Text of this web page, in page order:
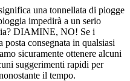
una tonnellata di piogge
impedirà a un serio
DIAMINE, NO! Se i
consegnata in qualsiasi
sicuramente ottenere alcuni
suggerimenti rapidi per
il tempo.